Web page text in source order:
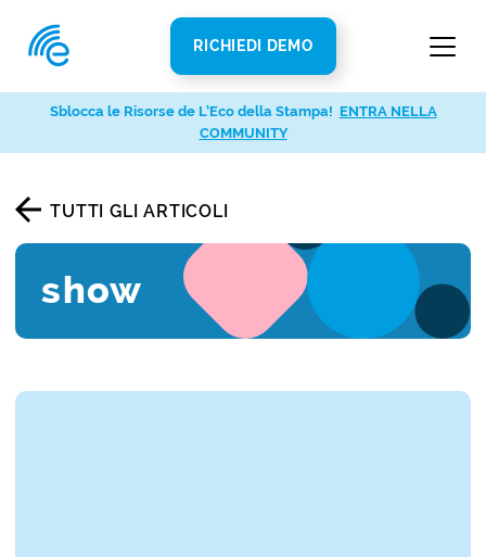
RICHIEDI DEMO
TUTTI GLI ARTICOLI
show
Sblocca le Risorse de L’Eco della Stampa! ENTRA NELLA
COMMUNITY